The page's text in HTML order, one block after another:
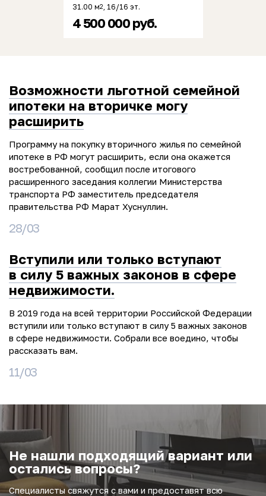
31.00 м2 , 16/16 эт.
4 500 000 руб.
Возможности льготной семейной
ипотеки на вторичке могу
расширить
Программу на покупку вторичного жилья по семейной
ипотеке в РФ могут расширить, если она окажется
востребованной, сообщил после итогового
расширенного заседания коллегии Министерства
транспорта РФ заместитель председателя
правительства РФ Марат Хуснуллин.
28/03
Вступили или только вступают
в силу 5 важных законов в сфере
недвижимости.
В 2019 года на всей территории Российской Федерации
вступили или только вступают в силу 5 важных законов
в сфере недвижимости. Собрали все воедино, чтобы
рассказать вам.
11/03
Не нашли подходящий вариант или
остались вопросы?
Специалисты свяжутся с вами и предоставят всю